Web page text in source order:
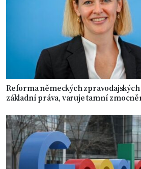
Reforma německých
základní práva, varuje tamní